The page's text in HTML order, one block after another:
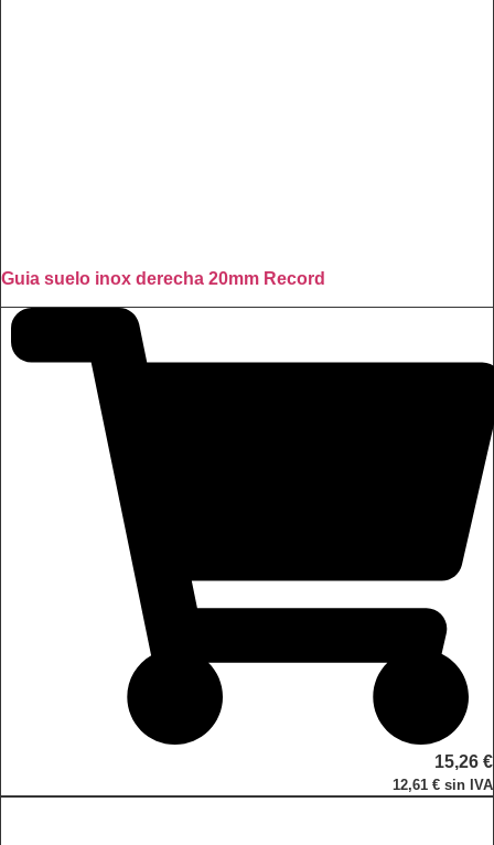
Guia suelo inox derecha 20mm Record
15,26 €
12,61 € sin IVA